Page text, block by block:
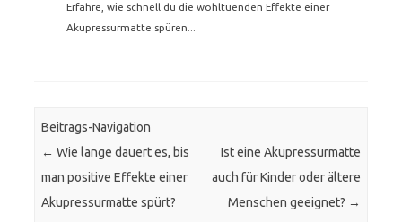
Erfahre, wie schnell du die wohltuenden Effekte einer
Akupressurmatte spüren...
Beitrags-Navigation
← Wie lange dauert es, bis
man positive Effekte einer
Akupressurmatte spürt?
Ist eine Akupressurmatte
auch für Kinder oder ältere
Menschen geeignet? →